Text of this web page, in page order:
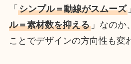
「 シンプル＝動線がスムーズ
ル＝素材数を抑える」なのか
ことでデザインの方向性も変